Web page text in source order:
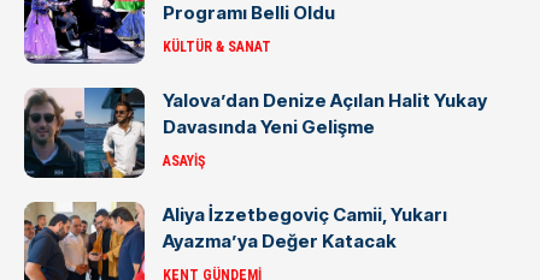
Programı Belli Oldu
KÜLTÜR & SANAT
Yalova’dan Denize Açılan Halit Yukay
Davasında Yeni Gelişme
ASAYIŞ
Aliya İzzetbegoviç Camii, Yukarı
Ayazma’ya Değer Katacak
KENT GÜNDEMI